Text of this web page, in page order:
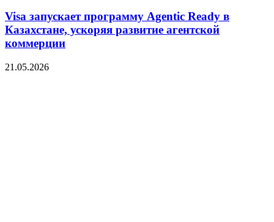
Visa запускает программу Agentic Ready в
Казахстане, ускоряя развитие агентской
коммерции
21.05.2026